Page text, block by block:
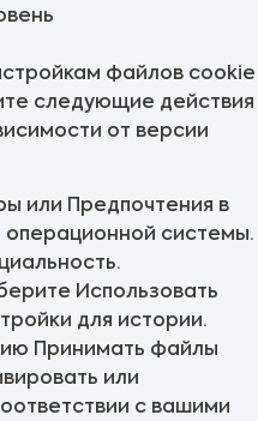
файлов cookie
следующие действия
от версии
или Предпочтения в
системы.
Использовать
для истории.
Принимать файлы
или
с вашими